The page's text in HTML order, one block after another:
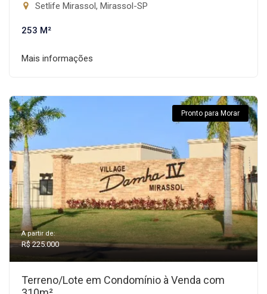
Setlife Mirassol, Mirassol-SP
253 M²
Mais informações
Pronto para Morar
A partir de:
R$ 225.000
Terreno/Lote em Condomínio à Venda com